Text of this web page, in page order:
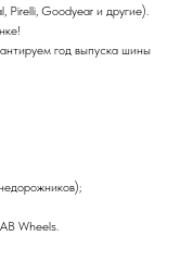
Pirelli, Goodyear и другие).
год выпуска шины
Wheels.